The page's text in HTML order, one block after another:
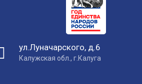
ул.Луначарского, д.6
Калужская обл., г.Калуга